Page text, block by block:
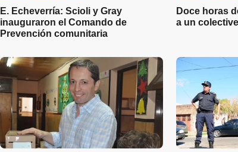
E. Echeverría: Scioli y Gray
inauguraron el Comando de
Prevención comunitaria
Doce horas
a un